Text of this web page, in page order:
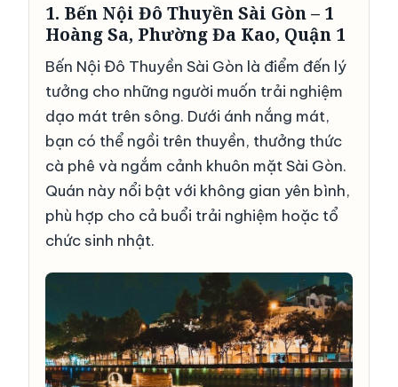
1. Bến Nội Đô Thuyền Sài Gòn – 1
Hoàng Sa, Phường Đa Kao, Quận 1
Bến Nội Đô Thuyền Sài Gòn là điểm đến lý
tưởng cho những người muốn trải nghiệm
dạo mát trên sông. Dưới ánh nắng mát,
bạn có thể ngồi trên thuyền, thưởng thức
cà phê và ngắm cảnh khuôn mặt Sài Gòn.
Quán này nổi bật với không gian yên bình,
phù hợp cho cả buổi trải nghiệm hoặc tổ
chức sinh nhật.